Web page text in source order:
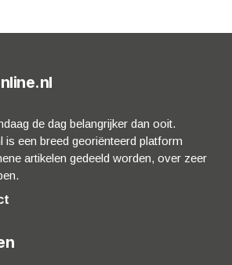
de dag belangrijker dan ooit.
is een breed georiënteerd platform
artikelen gedeeld worden, over zeer